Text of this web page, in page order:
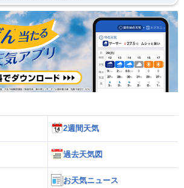
2週間天気
過去天気図
お天気ニュース